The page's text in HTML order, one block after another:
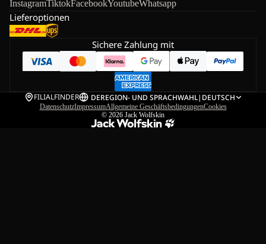
InstagramTiktokFacebookYoutubeWhatsapp
Lieferoptionen
Sichere Zahlung mit
FILIALFINDER DEREGION- UND SPRACHWAHL| DEUTSCH
DatenschutzImpressumAllgemeine GeschäftsbedingungenCookies
© 2026 Jack Wolfskin